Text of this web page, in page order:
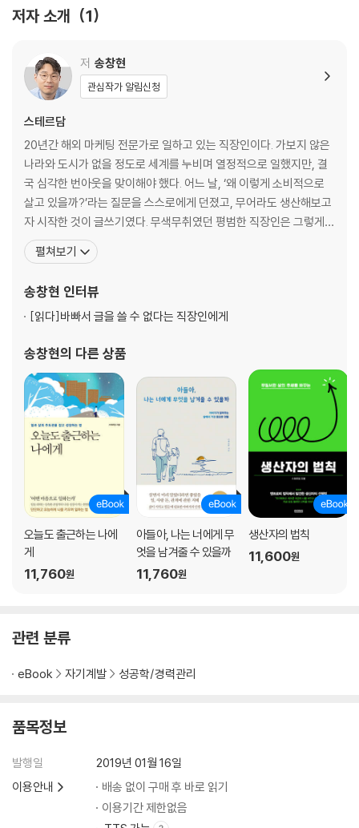
자비 없이 찾아온 슬럼프에 대처하는 법
아프니까 ‘대리’였다?
가슴 뛰는 일을 해야 한다는 강박
뭐든지 항상 잘할 필요 없어
인사이드 아웃, 감정이 하는 말을 들어봐
안 괜찮은 날이 있어도 괜찮다
회사만 가면 울렁증이 생기는 이유
조직에서 존재감을 찾고 싶다면
때론 ‘안 되면 말고’의 정신이 필요해
직장인은 종합예술인이라는 자부심
3장. 나를 지키며 일하는 사람들의 관계 내공
나는 직장인 욕구단계 중 어디에 있나?
직장에서 광을 팔아야 할까?
장점은 취하고 단점은 버리는 뱀파이어의 기술
내 경쟁상대를 누구로 볼 것인가?
틀은 깨는 것이 아니라 넓혀가는 것
사람이 우선이다, 그다음도 사람이다
주인의식이란 나를 위해 일하는 것
귀는 열고, 입은 닫고, 마음은 반만
싫어하는 사람에게서 배워야 할 것들
직장생활을 버티게 해주는 마법의 주문
4장. 상사와 동료를 내 편으로 만드는 대화 내공
상대로부터 사과를 받아내는 아주 쉬운 방법
어서 와, ‘상사관리’는 처음이지?
갈등을 줄이는 역지사지의 기술
나보다 그릇이 작은 사람과의 만남
과하지 않게 자신을 드러내는 말
이메일로 보는 직장인의 10가지 유형
5장. 일로 인정받는 사람들의 업무 내공
저자 소개 1
저 송창현
관심작가 알림신청
스테르담
20년간 해외 마케팅 전문가로 일하고 있는 직장인이다. 가보지 않은
나라와 도시가 없을 정도로 세계를 누비며 열정적으로 일했지만, 결
국 심각한 번아웃을 맞이해야 했다. 어느 날, ‘왜 이렇게 소비적으로
살고 있을까?’라는 질문을 스스로에게 던졌고, 무어라도 생산해보고
자 시작한 것이 글쓰기였다. 무색무취였던 평범한 직장인은 그렇게
‘생산자’로 거듭났다. 아홉 권의 책을 출간하였고, 브런치 스토리 작가
레이블 ‘팀라이트’를 결성하여 통찰 세미나를 진행하고 있으며, ‘글로
대학교의 러브콜을 받아 강연가로도 활동하고
펼쳐보기
송창현 인터뷰
[읽다]바빠서 글을 쓸 수 없다는 직장인에게
송창현의 다른 상품
오늘도 출근하는 나에
게
11,760원
아들아, 나는 너에게 무
엇을 남겨줄 수 있을까
11,760원
생산자의 법칙
11,600원
관련 분류
eBook 자기계발 성공학/경력관리
품목정보
발행일
2019년 01월 16일
이용안내
배송 없이 구매 후 바로 읽기
이용기간 제한없음